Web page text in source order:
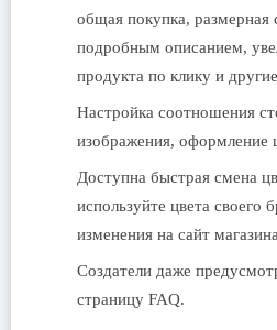
общая покупка, размерная
подробным описанием,
продукта по клику и
Настройка соотношения
изображения, оформление
Доступна быстрая смена
используйте цвета своего
изменения на сайт
Создатели даже
страницу FAQ.